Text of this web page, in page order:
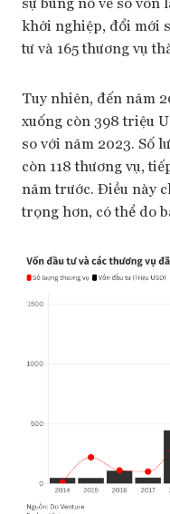
khởi nghiệp, đổi mới
tư và 165 thương vụ
Tuy nhiên, đến năm
xuống còn 398 triệu
so với năm 2023. Số
còn 118 thương vụ,
năm trước. Điều này
trọng hơn, có thể do